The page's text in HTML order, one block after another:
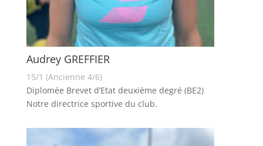
Audrey GREFFIER
15/1 (Ancienne 4/6)
Diplomée Brevet d’Etat deuxième degré (BE2)
Notre directrice sportive du club.